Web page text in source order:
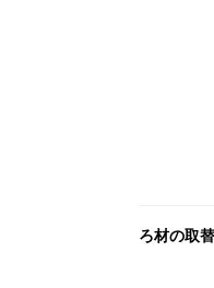
ろ材の取